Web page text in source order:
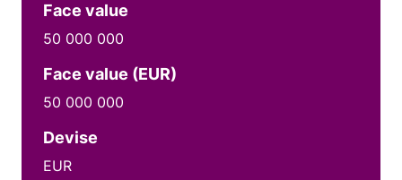
Face value
50 000 000
Face value (EUR)
50 000 000
Devise
EUR